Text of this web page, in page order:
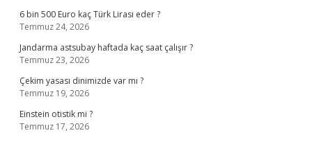
6 bin 500 Euro kaç Türk Lirası eder ?
Temmuz 24, 2026
Jandarma astsubay haftada kaç saat çalışır ?
Temmuz 23, 2026
Çekim yasası dinimizde var mı ?
Temmuz 19, 2026
Einstein otistik mi ?
Temmuz 17, 2026